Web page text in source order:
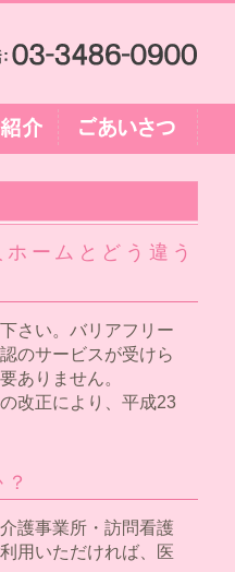
ームとどう違う
さい。バリアフリー
のサービスが受けら
ありません。
改正により、平成23
護事業所・訪問看護
用いただければ、医